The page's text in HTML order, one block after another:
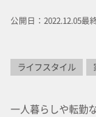
公開日：2022.12.05最
ライフスタイル
一人暮らしや転勤